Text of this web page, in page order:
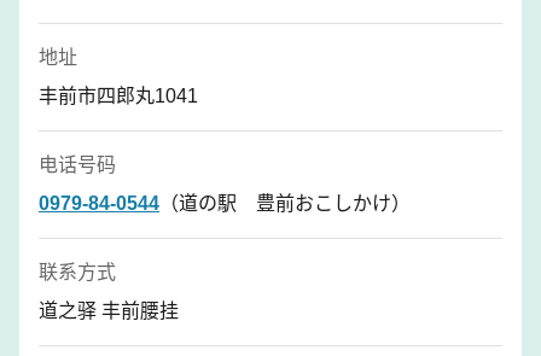
地址
丰前市四郎丸1041
电话号码
0979-84-0544 （道の駅 豊前おこしかけ）
联系方式
道之驿 丰前腰挂